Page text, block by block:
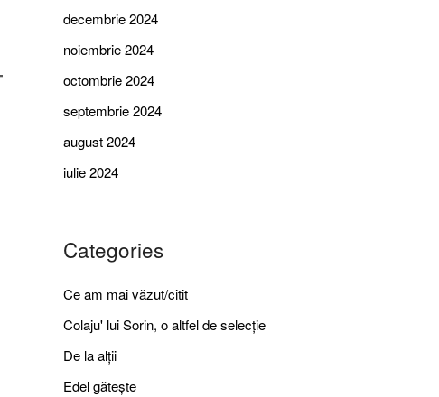
decembrie 2024
noiembrie 2024
octombrie 2024
septembrie 2024
august 2024
iulie 2024
Categories
Ce am mai văzut/citit
Colaju' lui Sorin, o altfel de selecție
De la alții
Edel gătește